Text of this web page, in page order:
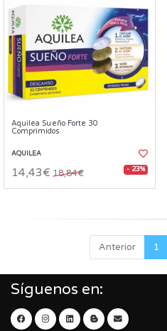
Aquilea Sueño Forte 30
Comprimidos
AQUILEA
14,43€ 18,84€ - 23%
Anterior 1
Síguenos en: